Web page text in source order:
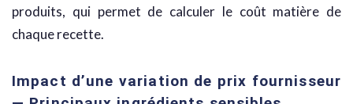
produits, qui permet de calculer le coût matière de
chaque recette.
Impact d’une variation de prix fournisseur